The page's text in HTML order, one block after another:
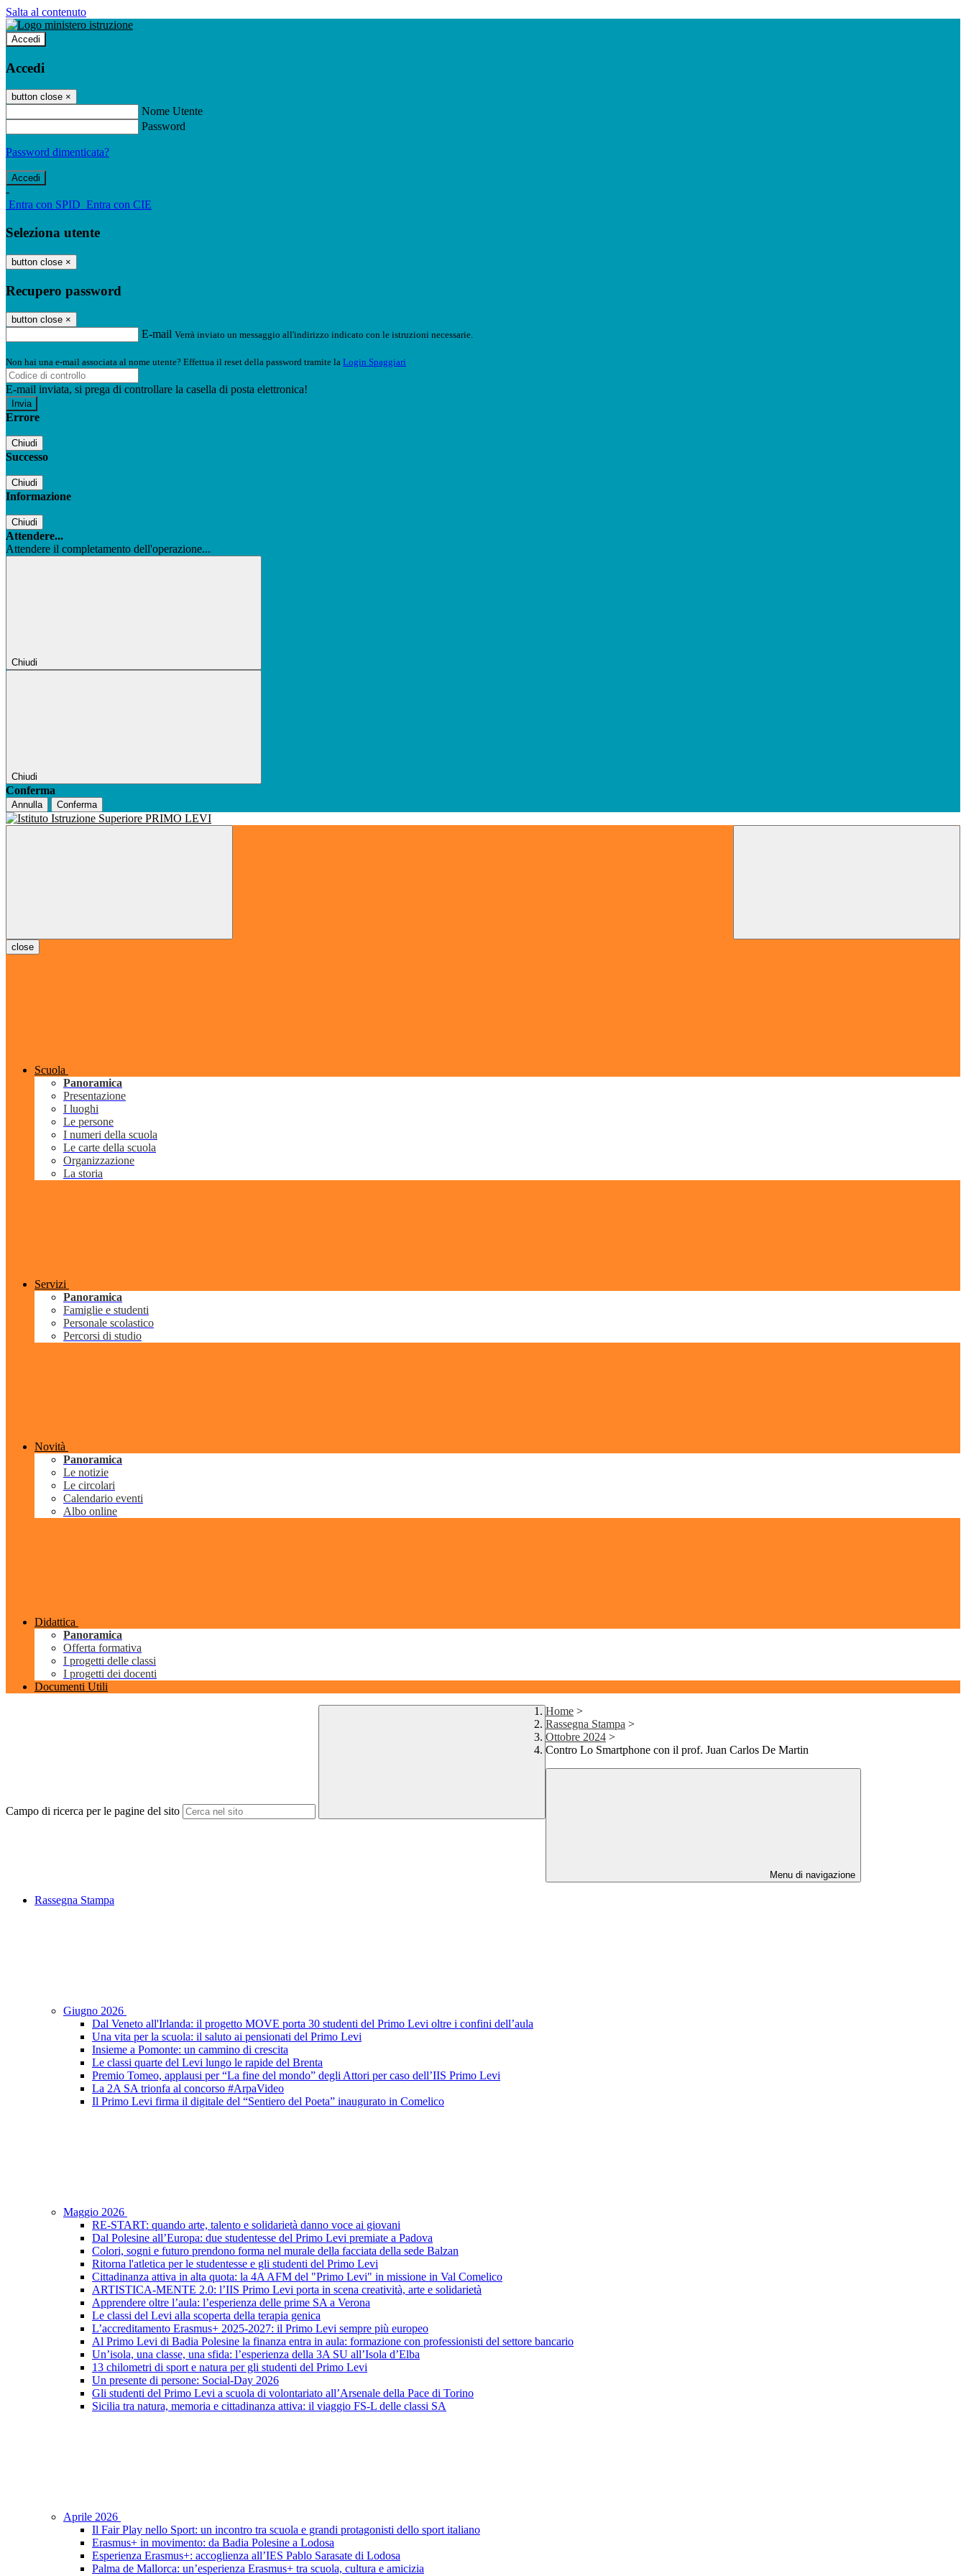
Salta al contenuto
Accedi
Accedi
button close ×
Nome Utente
Password
Password dimenticata?
-
Entra con SPID Entra con CIE
Seleziona utente
button close ×
Recupero password
button close ×
E-mail Verrà inviato un messaggio all'indirizzo indicato con le istruzioni necessarie.
Non hai una e-mail associata al nome utente? Effettua il reset della password tramite la Login Spaggiari
E-mail inviata, si prega di controllare la casella di posta elettronica!
Errore
Chiudi
Successo
Chiudi
Informazione
Chiudi
Attendere...
Attendere il completamento dell'operazione...
Chiudi
Chiudi
Conferma
Annulla Conferma
close
Scuola
Panoramica
Presentazione
I luoghi
Le persone
I numeri della scuola
Le carte della scuola
Organizzazione
La storia
Servizi
Panoramica
Famiglie e studenti
Personale scolastico
Percorsi di studio
Novità
Panoramica
Le notizie
Le circolari
Calendario eventi
Albo online
Didattica
Panoramica
Offerta formativa
I progetti delle classi
I progetti dei docenti
Documenti Utili
Campo di ricerca per le pagine del sito
Home >
Rassegna Stampa >
Ottobre 2024 >
Contro Lo Smartphone con il prof. Juan Carlos De Martin
Menu di navigazione
Rassegna Stampa
Giugno 2026
Dal Veneto all'Irlanda: il progetto MOVE porta 30 studenti del Primo Levi oltre i confini dell’aula
Una vita per la scuola: il saluto ai pensionati del Primo Levi
Insieme a Pomonte: un cammino di crescita
Le classi quarte del Levi lungo le rapide del Brenta
Premio Tomeo, applausi per “La fine del mondo” degli Attori per caso dell’IIS Primo Levi
La 2A SA trionfa al concorso #ArpaVideo
Il Primo Levi firma il digitale del “Sentiero del Poeta” inaugurato in Comelico
Maggio 2026
RE-START: quando arte, talento e solidarietà danno voce ai giovani
Dal Polesine all’Europa: due studentesse del Primo Levi premiate a Padova
Colori, sogni e futuro prendono forma nel murale della facciata della sede Balzan
Ritorna l'atletica per le studentesse e gli studenti del Primo Levi
Cittadinanza attiva in alta quota: la 4A AFM del "Primo Levi" in missione in Val Comelico
ARTISTICA-MENTE 2.0: l’IIS Primo Levi porta in scena creatività, arte e solidarietà
Apprendere oltre l’aula: l’esperienza delle prime SA a Verona
Le classi del Levi alla scoperta della terapia genica
L’accreditamento Erasmus+ 2025-2027: il Primo Levi sempre più europeo
Al Primo Levi di Badia Polesine la finanza entra in aula: formazione con professionisti del settore bancario
Un’isola, una classe, una sfida: l’esperienza della 3A SU all’Isola d’Elba
13 chilometri di sport e natura per gli studenti del Primo Levi
Un presente di persone: Social-Day 2026
Gli studenti del Primo Levi a scuola di volontariato all’Arsenale della Pace di Torino
Sicilia tra natura, memoria e cittadinanza attiva: il viaggio FS-L delle classi SA
Aprile 2026
Il Fair Play nello Sport: un incontro tra scuola e grandi protagonisti dello sport italiano
Erasmus+ in movimento: da Badia Polesine a Lodosa
Esperienza Erasmus+: accoglienza all’IES Pablo Sarasate di Lodosa
Palma de Mallorca: un’esperienza Erasmus+ tra scuola, cultura e amicizia